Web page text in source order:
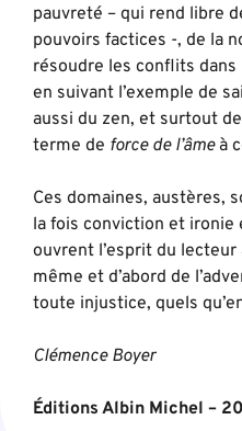
pauvreté – qui rend libre
pouvoirs factices -, de la
résoudre les conflits dans
en suivant l’exemple de
aussi du zen, et surtout
terme de force de l’âmeà
Ces domaines, austères,
la fois conviction et ironie
ouvrent l’esprit du
même et d’abord de
toute injustice, quels
Clémence Boyer
Éditions Albin Michel –